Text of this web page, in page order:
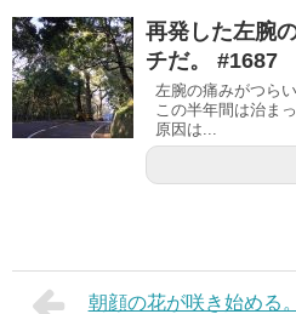
再発した左腕
チだ。 #1687
左腕の痛みがつら
この半年間は治ま
原因は...
朝顔の花が咲き始める